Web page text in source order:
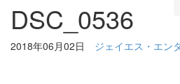
DSC_0536
2018年06月02日 ジェイエス・エン